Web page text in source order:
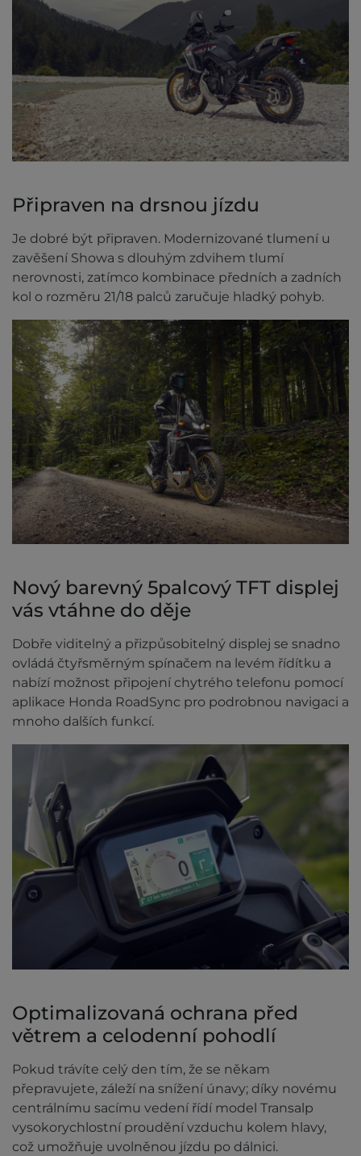
Připraven na drsnou jízdu
Je dobré být připraven. Modernizované tlumení u
zavěšení Showa s dlouhým zdvihem tlumí
nerovnosti, zatímco kombinace předních a zadních
kol o rozměru 21/18 palců zaručuje hladký pohyb.
Nový barevný 5palcový TFT displej
vás vtáhne do děje
Dobře viditelný a přizpůsobitelný displej se snadno
ovládá čtyřsměrným spínačem na levém řídítku a
nabízí možnost připojení chytrého telefonu pomocí
aplikace Honda RoadSync pro podrobnou navigaci a
mnoho dalších funkcí.
Optimalizovaná ochrana před
větrem a celodenní pohodlí
Pokud trávíte celý den tím, že se někam
přepravujete, záleží na snížení únavy; díky novému
centrálnímu sacímu vedení řídí model Transalp
vysokorychlostní proudění vzduchu kolem hlavy,
což umožňuje uvolněnou jízdu po dálnici.